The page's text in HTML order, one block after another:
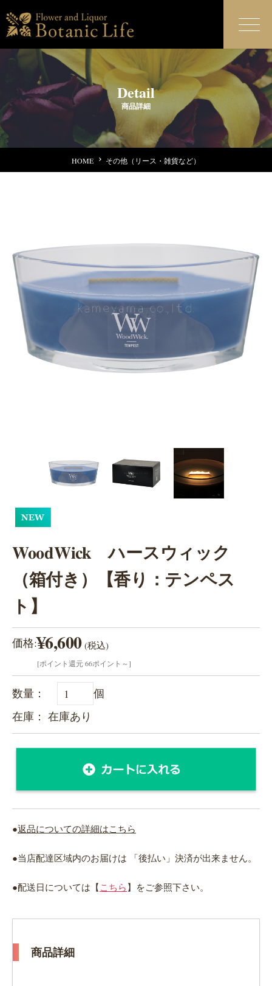
Detail
商品詳細
HOME その他（リース・雑貨など）
WoodWick ハースウィック
（箱付き）【香り：テンペス
ト】
価格:¥6,600(税込)
[ポイント還元 66ポイント～]
数量：
個
在庫： 在庫あり
●返品についての詳細はこちら
●当店配達区域内のお届けは 「後払い」決済が出来ません。
●配送日については【 こちら 】をご参照下さい。
商品詳細